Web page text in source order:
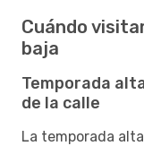
Cuándo
baja
Temporada
de la calle
La temporada